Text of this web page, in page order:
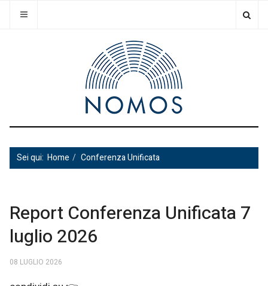
Sei qui: Home Conferenza Unificata
Report Conferenza Unificata 7
luglio 2026
08 LUGLIO 2026